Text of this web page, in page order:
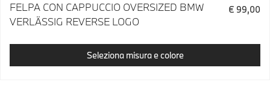
FELPA CON CAPPUCCIO OVERSIZED BMW
VERLÄSSIG REVERSE LOGO
€ 99,00
Seleziona misura e colore